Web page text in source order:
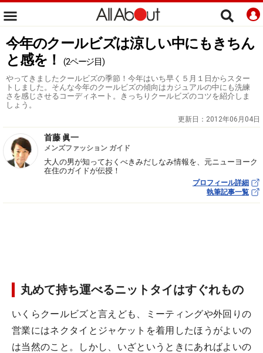
今年のクールビズは涼しい中にもきちん
と感を！
(2ページ目)
やってきましたクールビズの季節！今年はいち早く５月１日からスター
トしました。そんな今年のクールビズの傾向はカジュアルの中にも洗練
さを感じさせるコーディネート。きっちりクールビズのコツを紹介しま
しょう。
更新日： 2012年06月04日
首藤 眞一
メンズファッション ガイド
大人の男が知っておくべきみだしなみ情報を、元ニューヨーク
在住のガイドが伝授！
プロフィール詳細
執筆記事一覧
丸めて持ち運べるニットタイはすぐれもの
いくらクールビズと言えども、ミーティングや外回りの
営業にはネクタイとジャケットを着用したほうがよいの
は当然のこと。しかし、いざというときにあればよいの